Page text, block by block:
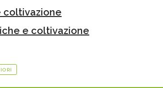
coltivazione
e coltivazione